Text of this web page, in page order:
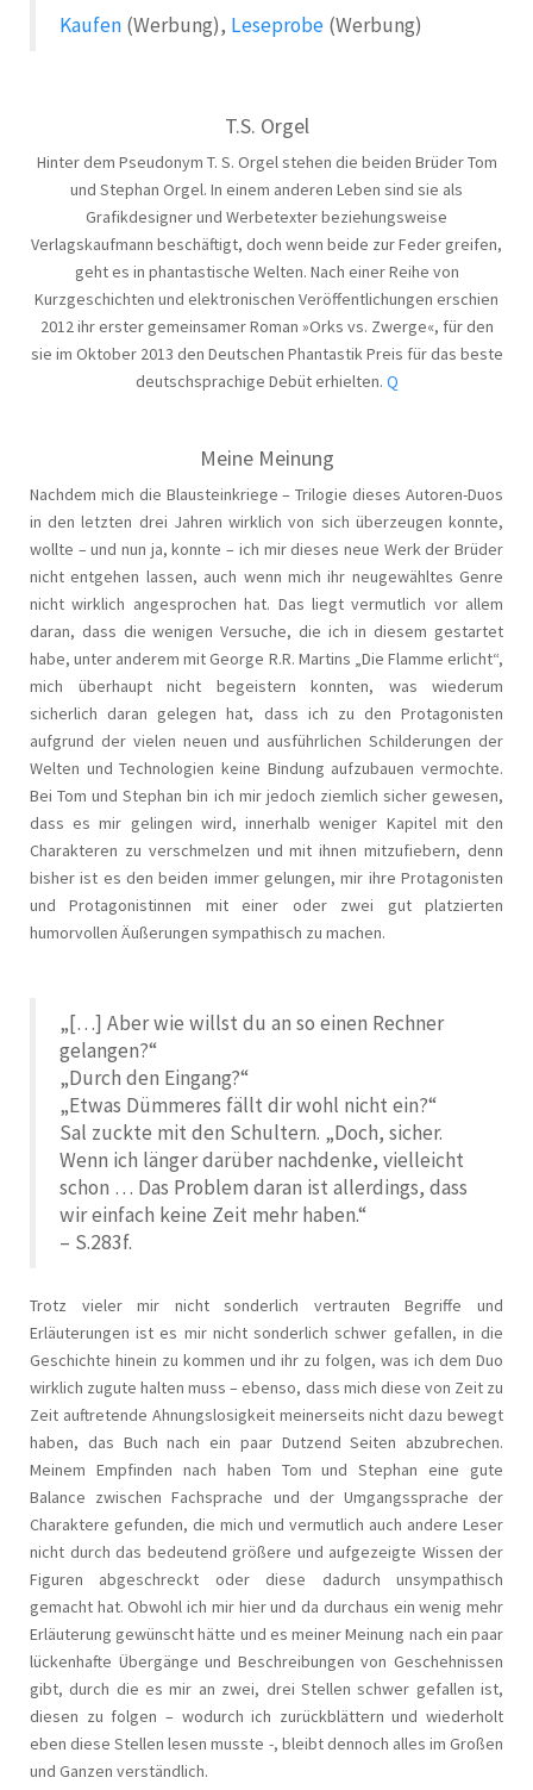
Kaufen (Werbung), Leseprobe (Werbung)
T.S. Orgel
Hinter dem Pseudonym T. S. Orgel stehen die beiden Brüder Tom
und Stephan Orgel. In einem anderen Leben sind sie als
Grafikdesigner und Werbetexter beziehungsweise
Verlagskaufmann beschäftigt, doch wenn beide zur Feder greifen,
geht es in phantastische Welten. Nach einer Reihe von
Kurzgeschichten und elektronischen Veröffentlichungen erschien
2012 ihr erster gemeinsamer Roman »Orks vs. Zwerge«, für den
sie im Oktober 2013 den Deutschen Phantastik Preis für das beste
deutschsprachige Debüt erhielten. Q
Meine Meinung
Nachdem mich die Blausteinkriege – Trilogie dieses Autoren-Duos
in den letzten drei Jahren wirklich von sich überzeugen konnte,
wollte – und nun ja, konnte – ich mir dieses neue Werk der Brüder
nicht entgehen lassen, auch wenn mich ihr neugewähltes Genre
nicht wirklich angesprochen hat. Das liegt vermutlich vor allem
daran, dass die wenigen Versuche, die ich in diesem gestartet
habe, unter anderem mit George R.R. Martins „Die Flamme erlicht“,
mich überhaupt nicht begeistern konnten, was wiederum
sicherlich daran gelegen hat, dass ich zu den Protagonisten
aufgrund der vielen neuen und ausführlichen Schilderungen der
Welten und Technologien keine Bindung aufzubauen vermochte.
Bei Tom und Stephan bin ich mir jedoch ziemlich sicher gewesen,
dass es mir gelingen wird, innerhalb weniger Kapitel mit den
Charakteren zu verschmelzen und mit ihnen mitzufiebern, denn
bisher ist es den beiden immer gelungen, mir ihre Protagonisten
und Protagonistinnen mit einer oder zwei gut platzierten
humorvollen Äußerungen sympathisch zu machen.
„[…] Aber wie willst du an so einen Rechner
gelangen?“
„Durch den Eingang?“
„Etwas Dümmeres fällt dir wohl nicht ein?“
Sal zuckte mit den Schultern. „Doch, sicher.
Wenn ich länger darüber nachdenke, vielleicht
schon … Das Problem daran ist allerdings, dass
wir einfach keine Zeit mehr haben.“
– S.283f.
Trotz vieler mir nicht sonderlich vertrauten Begriffe und
Erläuterungen ist es mir nicht sonderlich schwer gefallen, in die
Geschichte hinein zu kommen und ihr zu folgen, was ich dem Duo
wirklich zugute halten muss – ebenso, dass mich diese von Zeit zu
Zeit auftretende Ahnungslosigkeit meinerseits nicht dazu bewegt
haben, das Buch nach ein paar Dutzend Seiten abzubrechen.
Meinem Empfinden nach haben Tom und Stephan eine gute
Balance zwischen Fachsprache und der Umgangssprache der
Charaktere gefunden, die mich und vermutlich auch andere Leser
nicht durch das bedeutend größere und aufgezeigte Wissen der
Figuren abgeschreckt oder diese dadurch unsympathisch
gemacht hat. Obwohl ich mir hier und da durchaus ein wenig mehr
Erläuterung gewünscht hätte und es meiner Meinung nach ein paar
lückenhafte Übergänge und Beschreibungen von Geschehnissen
gibt, durch die es mir an zwei, drei Stellen schwer gefallen ist,
diesen zu folgen – wodurch ich zurückblättern und wiederholt
eben diese Stellen lesen musste -, bleibt dennoch alles im Großen
und Ganzen verständlich.